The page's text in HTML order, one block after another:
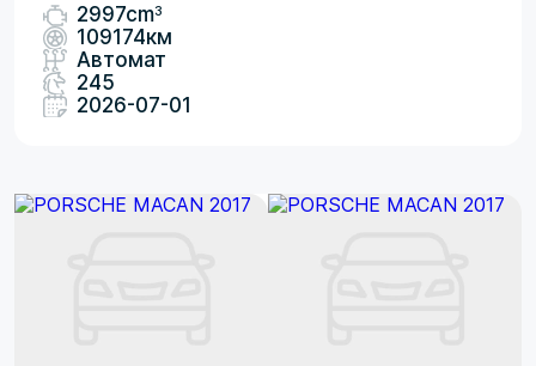
2997cm3
109174км
Автомат
245
2026-07-01